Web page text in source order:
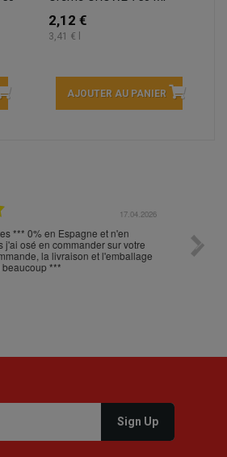
2,12 €
3,41 € l
AJOUTER AU PANIER
16.04.2026
rapidité de livraison, merci
votre